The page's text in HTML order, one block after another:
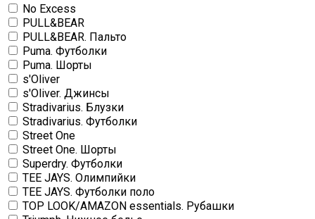
No Excess
PULL&BEAR
PULL&BEAR. Пальто
Puma. Футболки
Puma. Шорты
s'Oliver
s'Oliver. Джинсы
Stradivarius. Блузки
Stradivarius. Футболки
Street One
Street One. Шорты
Superdry. Футболки
TEE JAYS. Олимпийки
TEE JAYS. Футболки поло
TOP LOOK/AMAZON essentials. Рубашки